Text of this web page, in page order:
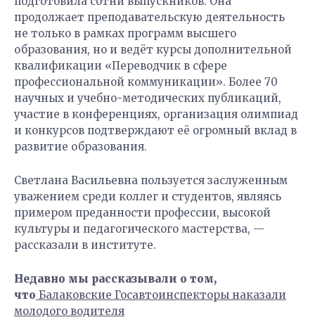
продолжает преподавательскую деятельность
не только в рамках программ высшего
образования, но и ведёт курсы дополнительной
квалификации «Переводчик в сфере
профессиональной коммуникации». Более 70
научных и учебно-методических публикаций,
участие в конференциях, организация олимпиад
и конкурсов подтверждают её огромный вклад в
развитие образования.
Светлана Васильевна пользуется заслуженным
уважением среди коллег и студентов, являясь
примером преданности профессии, высокой
культуры и педагогического мастерства, —
рассказали в институте.
Недавно мы рассказывали о том,
что Балаковские Госавтоинспекторы наказали
молодого водителя